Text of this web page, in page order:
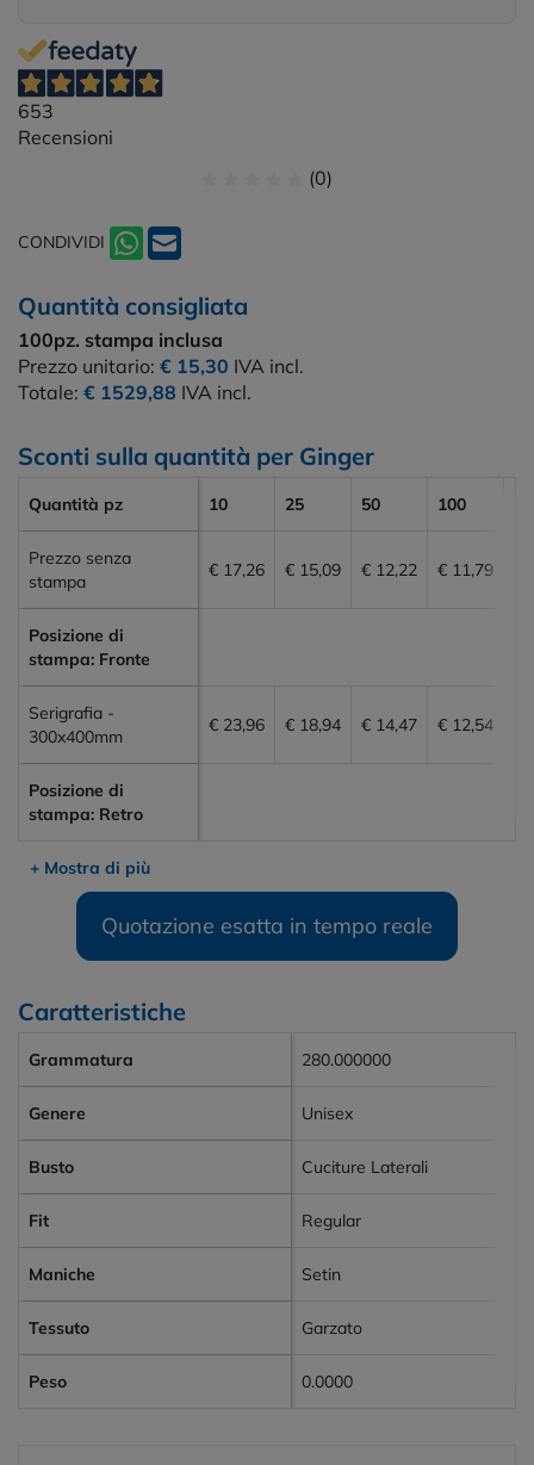
653
Recensioni
(0)
CONDIVIDI
Quantità consigliata
100pz. stampa inclusa
Prezzo unitario: € 15,30 IVA incl.
Totale: € 1529,88 IVA incl.
Sconti sulla quantità per Ginger
Quantità pz 10 25 50 100
Prezzo senza
stampa
€ 17,26 € 15,09 € 12,22 € 11,79
Posizione di
stampa: Fronte
Serigrafia -
300x400mm
€ 23,96 € 18,94 € 14,47 € 12,54
Posizione di
stampa: Retro
+ Mostra di più
Quotazione esatta in tempo reale
Caratteristiche
Grammatura 280.000000
Genere Unisex
Busto Cuciture Laterali
Fit Regular
Maniche Setin
Tessuto Garzato
Peso 0.0000